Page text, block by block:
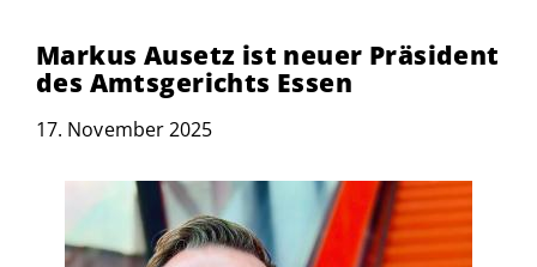
Markus Ausetz ist neuer Präsident
des Amtsgerichts Essen
17. November 2025